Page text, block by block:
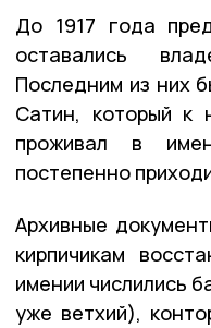
До 1917 года
оставались
Последним из них
Сатин, который к
проживал в
постепенно
Архивные
кирпичикам
имении числились
уже ветхий),